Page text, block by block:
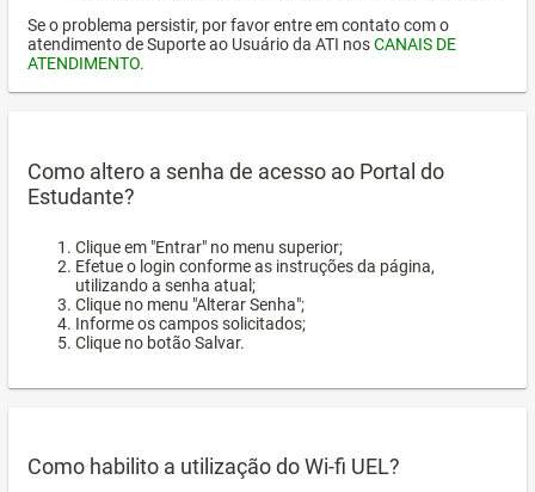
Se o problema persistir, por favor entre em contato com o
atendimento de Suporte ao Usuário da ATI nosCANAIS DE
ATENDIMENTO.
Como altero a senha de acesso ao Portal do
Estudante?
Clique em "Entrar" no menu superior;
Efetue o login conforme as instruções da página,
utilizando a senha atual;
Clique no menu "Alterar Senha";
Informe os campos solicitados;
Clique no botão Salvar.
Como habilito a utilização do Wi-fi UEL?